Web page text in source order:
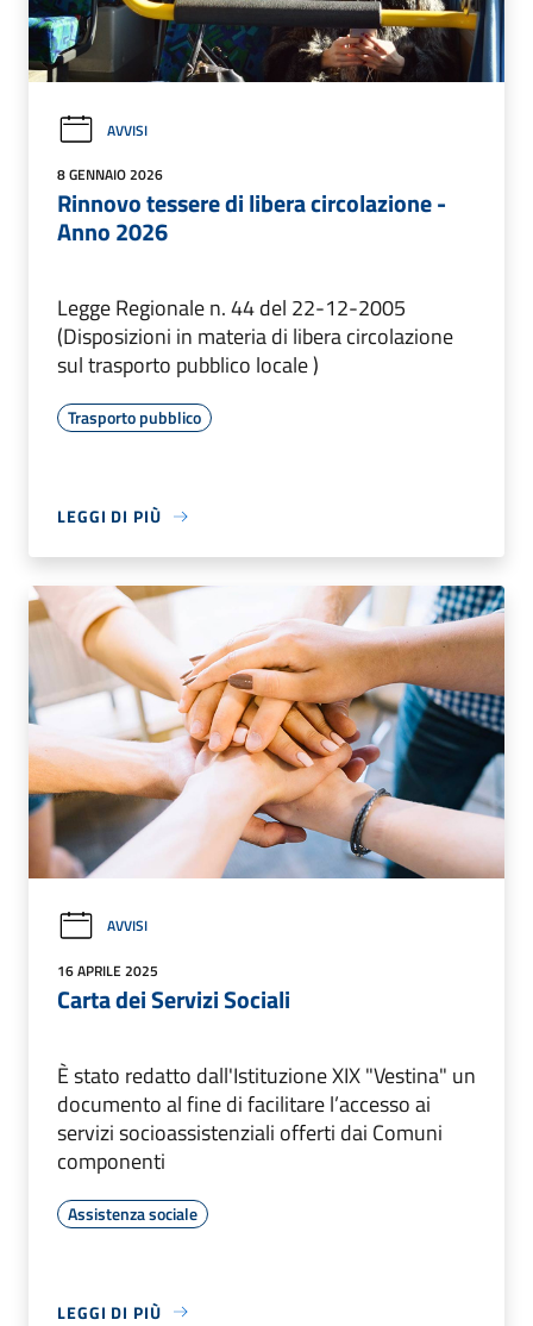
AVVISI
8 GENNAIO 2026
Rinnovo tessere di libera circolazione -
Anno 2026
Legge Regionale n. 44 del 22-12-2005
(Disposizioni in materia di libera circolazione
sul trasporto pubblico locale )
Trasporto pubblico
LEGGI DI PIÙ
AVVISI
16 APRILE 2025
Carta dei Servizi Sociali
È stato redatto dall'Istituzione XIX "Vestina" un
documento al fine di facilitare l’accesso ai
servizi socioassistenziali offerti dai Comuni
componenti
Assistenza sociale
LEGGI DI PIÙ